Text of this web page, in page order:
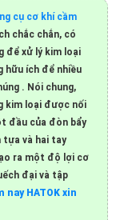
cụ cơ khí cầm
chắc chắn, có
để xử lý kim loại
hữu ích để nhiều
. Nói chung,
kim loại được nối
đầu của đòn bẩy
tựa và hai tay
ra một độ lợi cơ
đại và tập
nay HATOK xin